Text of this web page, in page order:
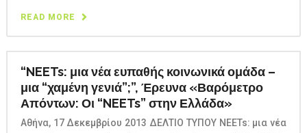
READ MORE
“NEETs: μια νέα ευπαθής κοινωνικά ομάδα –
μια “χαμένη γενιά”;”, Έρευνα «Βαρόμετρο
Απόντων: Οι “NEETs” στην Ελλάδα»
Αθήνα, 17 Δεκεμβρίου 2013 ΔΕΛΤΙΟ ΤΥΠΟΥ NEETs: μια νέα